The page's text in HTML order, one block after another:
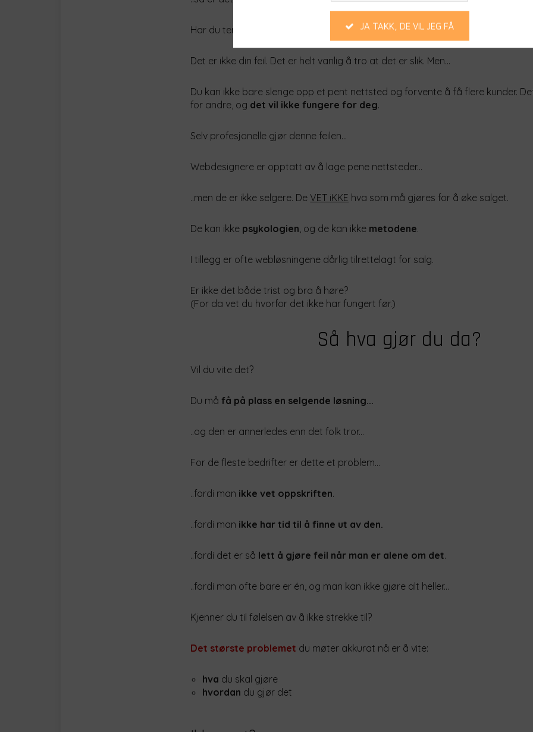
Har du tenkt slik også?
Det er ikke din feil. Det er helt vanlig å tro at det er slik. Men...
Du kan ikke bare slenge opp et pent nettsted og forvente å få flere kunder.
for andre, og det vil ikke fungere for deg.
Selv profesjonelle gjør denne feilen...
Webdesignere er opptatt av å lage pene nettsteder...
..men de er ikke selgere. De VET iKKE hva som må gjøres for å øke salget.
De kan ikke psykologien , og de kan ikke metodene.
I tillegg er ofte webløsningene dårlig tilrettelagt for salg.
Er ikke det både trist og bra å høre?
(For da vet du hvorfor det ikke har fungert før.)
Så hva gjør du da?
Vil du vite det?
Du må få på plass en selgende løsning...
..og den er annerledes enn det folk tror...
For de fleste bedrifter er dette et problem...
..fordi man ikke vet oppskriften.
..fordi man ikke har tid til å finne ut av den.
..fordi det er så lett å gjøre feil når man er alene om det.
..fordi man ofte bare er én, og man kan ikke gjøre alt heller...
Kjenner du til følelsen av å ikke strekke til?
Det største problemet du møter akkurat nå er å vite:
hva du skal gjøre
hvordan du gjør det